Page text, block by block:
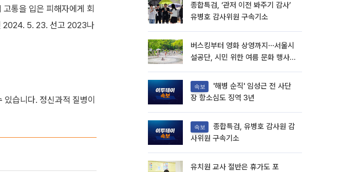
통을 입은 피해자에게 회
2024. 5. 23. 선고 2023나
습니다. 정신과적 질병이
종합특검, ‘관저 이전 봐주기 감사’
유병호 감사위원 구속기소
버스킹부터 영화 상영까지⋯서울시
설공단, 시민 위한 여름 문화 행사
속보
장 항소심도 징역 3년
속보
사위원 구속기소
유치원 교사 절반은 휴가도 포